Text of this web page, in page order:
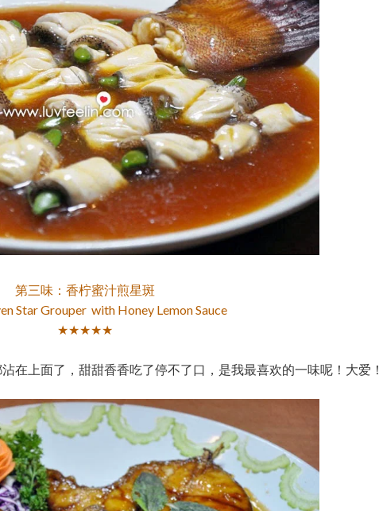
第三味：香柠蜜汁煎星斑
Star Grouper with Honey Lemon Sauce
★★★★★
在上面了，甜甜香香吃了停不了口，是我最喜欢的一味呢！大爱！